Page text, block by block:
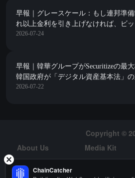
早報｜グレースケール：もし連邦準備
れ以上金利を引き上げなければ、ビッ
はすでに底を打った可能性がある；ト
史的記録を更新した
2026-07-24
早報｜韓華グループがSecuritizeの最大
韓国政府が「デジタル資産基本法」の
を開始、重点はステーブルコインの規
2026-07-22
Copyright ©
About Us
Media Kit
Risk Warning
Hiring
ChainCatcher